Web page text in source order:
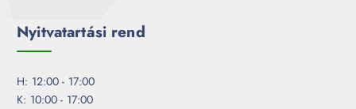
Nyitvatartási rend
H: 12:00 - 17:00
K: 10:00 - 17:00